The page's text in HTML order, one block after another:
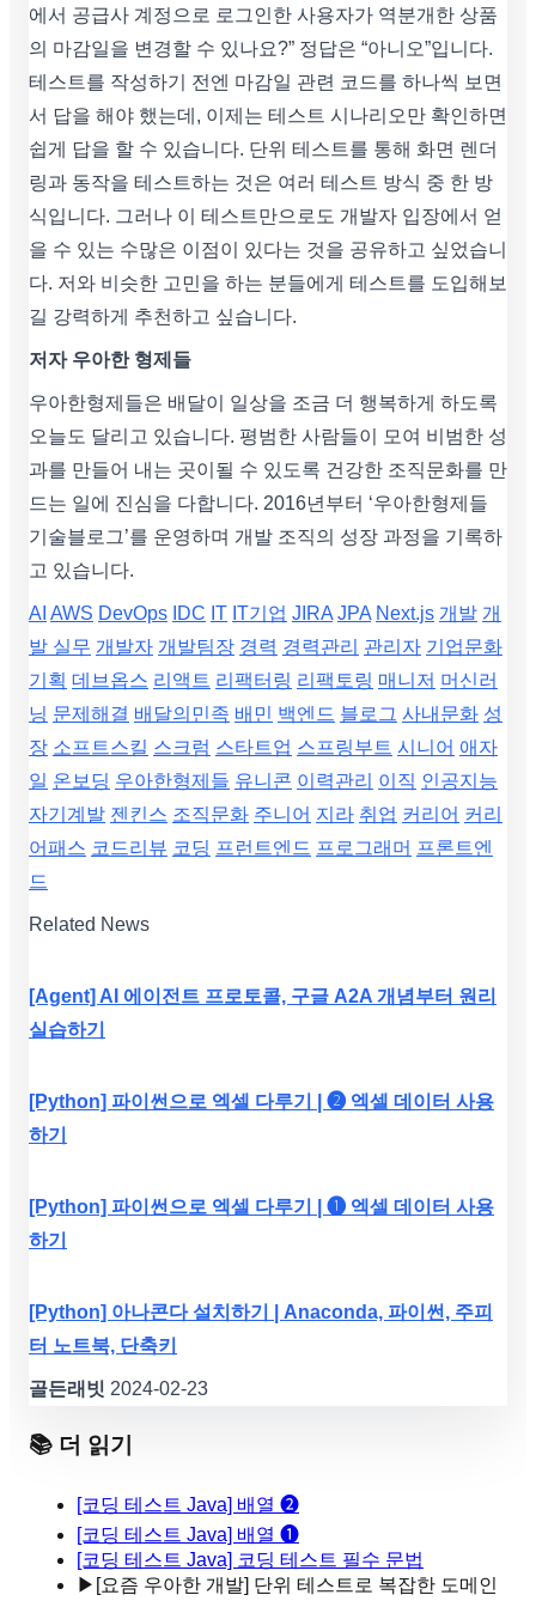
에서 공급사 계정으로 로그인한 사용자가 역분개한 상품
의 마감일을 변경할 수 있나요?” 정답은 “아니오”입니다.
테스트를 작성하기 전엔 마감일 관련 코드를 하나씩 보면
서 답을 해야 했는데, 이제는 테스트 시나리오만 확인하면
쉽게 답을 할 수 있습니다. 단위 테스트를 통해 화면 렌더
링과 동작을 테스트하는 것은 여러 테스트 방식 중 한 방
식입니다. 그러나 이 테스트만으로도 개발자 입장에서 얻
을 수 있는 수많은 이점이 있다는 것을 공유하고 싶었습니
다. 저와 비슷한 고민을 하는 분들에게 테스트를 도입해보
길 강력하게 추천하고 싶습니다.
저자 우아한 형제들
우아한형제들은 배달이 일상을 조금 더 행복하게 하도록
오늘도 달리고 있습니다. 평범한 사람들이 모여 비범한 성
과를 만들어 내는 곳이될 수 있도록 건강한 조직문화를 만
드는 일에 진심을 다합니다. 2016년부터 ‘우아한형제들
기술블로그’를 운영하며 개발 조직의 성장 과정을 기록하
고 있습니다.
AI AWS DevOps IDC IT IT기업 JIRA JPA Next.js 개발 개
발 실무 개발자 개발팀장 경력 경력관리 관리자 기업문화
기획 데브옵스 리액트 리팩터링 리팩토링 매니저 머신러
닝 문제해결 배달의민족 배민 백엔드 블로그 사내문화 성
장 소프트스킬 스크럼 스타트업 스프링부트 시니어 애자
일 온보딩 우아한형제들 유니콘 이력관리 이직 인공지능
자기계발 젠킨스 조직문화 주니어 지라 취업 커리어 커리
어패스 코드리뷰 코딩 프런트엔드 프로그래머 프론트엔
드
Related News
[Agent] AI 에이전트 프로토콜, 구글 A2A 개념부터 원리
실습하기
[Python] 파이썬으로 엑셀 다루기 | ❷ 엑셀 데이터 사용
하기
[Python] 파이썬으로 엑셀 다루기 | ❶ 엑셀 데이터 사용
하기
[Python] 아나콘다 설치하기 | Anaconda, 파이썬, 주피
터 노트북, 단축키
골든래빗 2024-02-23
📚 더 읽기
[코딩 테스트 Java] 배열 ❷
[코딩 테스트 Java] 배열 ❶
[코딩 테스트 Java] 코딩 테스트 필수 문법
▶ [요즘 우아한 개발] 단위 테스트로 복잡한 도메인